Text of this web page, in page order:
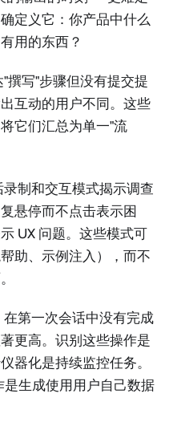
定义它：你产品中什么
用的东西？
"撰写"步骤但没有提交提
互动的用户不同。这些
它们汇总为单一"流
录制和交互模式揭示调查
悬停而不点击表示困
UX 问题。这些模式可
助、示例注入），而不
在第一次会话中没有完成
更高。识别这些操作是
器化是持续监控任务。
是生成使用用户自己数据